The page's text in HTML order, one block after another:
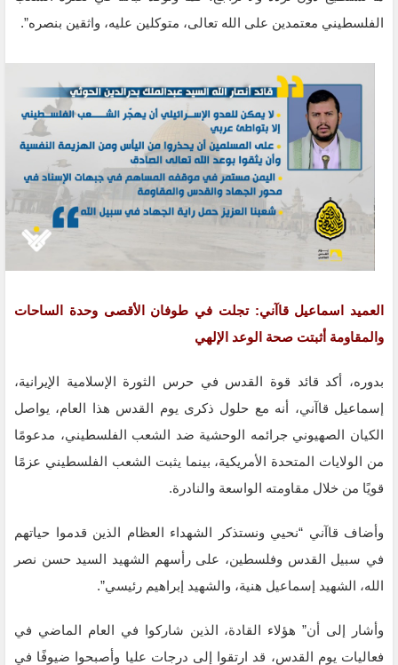
الفلسطيني معتمدين على الله تعالى، متوكلين عليه، واثقين بنصره”.
العميد اسماعيل قاآني: تجلت في طوفان الأقصى وحدة الساحات
والمقاومة أثبتت صحة الوعد الإلهي
بدوره، أكد قائد قوة القدس في حرس الثورة الإسلامية الإيرانية،
إسماعيل قاآني، أنه مع حلول ذكرى يوم القدس هذا العام، يواصل
الكيان الصهيوني جرائمه الوحشية ضد الشعب الفلسطيني، مدعومًا
من الولايات المتحدة الأمريكية، بينما يثبت الشعب الفلسطيني عزمًا
قويًا من خلال مقاومته الواسعة والنادرة.
وأضاف قاآني “نحيي ونستذكر الشهداء العظام الذين قدموا حياتهم
في سبيل القدس وفلسطين، على رأسهم الشهيد السيد حسن نصر
الله، الشهيد إسماعيل هنية، والشهيد إبراهيم رئيسي”.
وأشار إلى أن” هؤلاء القادة، الذين شاركوا في العام الماضي في
فعاليات يوم القدس، قد ارتقوا إلى درجات عليا وأصبحوا ضيوفًا في